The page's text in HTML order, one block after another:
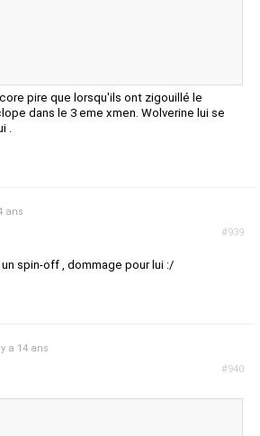
pire que lorsqu'ils ont zigouillé le
dans le 3 eme xmen. Wolverine lui se
.
#939
ans
spin-off , dommage pour lui :/
#940
a 14 ans